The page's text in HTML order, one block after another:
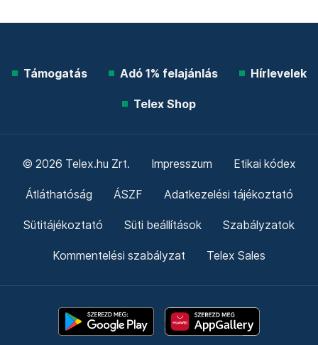
Támogatás Adó 1% felajánlás Hírlevelek
Telex Shop
© 2026 Telex.hu Zrt. Impresszum Etikai kódex
Átláthatóság ÁSZF Adatkezelési tájékoztató
Sütitájékoztató Süti beállítások Szabályzatok
Kommentelési szabályzat Telex Sales